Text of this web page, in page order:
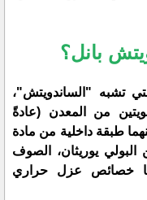
بانل؟
تشبه "الساندويتش"،
من المعدن (عادةً
طبقة داخلية من مادة
البولي يوريثان، الصوف
خصائص عزل حراري